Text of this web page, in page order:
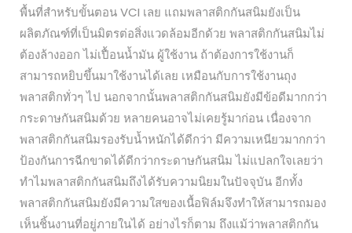
พื้นที่สำหรับขั้นตอน VCI เลย แถมพลาสติกกันสนิมยังเป็น
ผลิตภัณฑ์ที่เป็นมิตรต่อสิ่งแวดล้อมอีกด้วย พลาสติกกันสนิมไม่
ต้องล้างออก ไม่เปื้อนน้ำมัน ผู้ใช้งาน ถ้าต้องการใช้งานก็
สามารถหยิบขึ้นมาใช้งานได้เลย เหมือนกับการใช้งานถุง
พลาสติกทั่วๆ ไป นอกจากนั้นพลาสติกกันสนิมยังมีข้อดีมากกว่า
กระดาษกันสนิมด้วย หลายคนอาจไม่เคยรู้มาก่อน เนื่องจาก
พลาสติกกันสนิมรองรับน้ำหนักได้ดีกว่า มีความเหนียวมากกว่า
ป้องกันการฉีกขาดได้ดีกว่ากระดาษกันสนิม ไม่แปลกใจเลยว่า
ทำไมพลาสติกกันสนิมถึงได้รับความนิยมในปัจจุบัน อีกทั้ง
พลาสติกกันสนิมยังมีความใสของเนื้อฟิล์มจึงทำให้สามารถมอง
เห็นชิ้นงานที่อยู่ภายในได้ อย่างไรก็ตาม ถึงแม้ว่าพลาสติกกัน